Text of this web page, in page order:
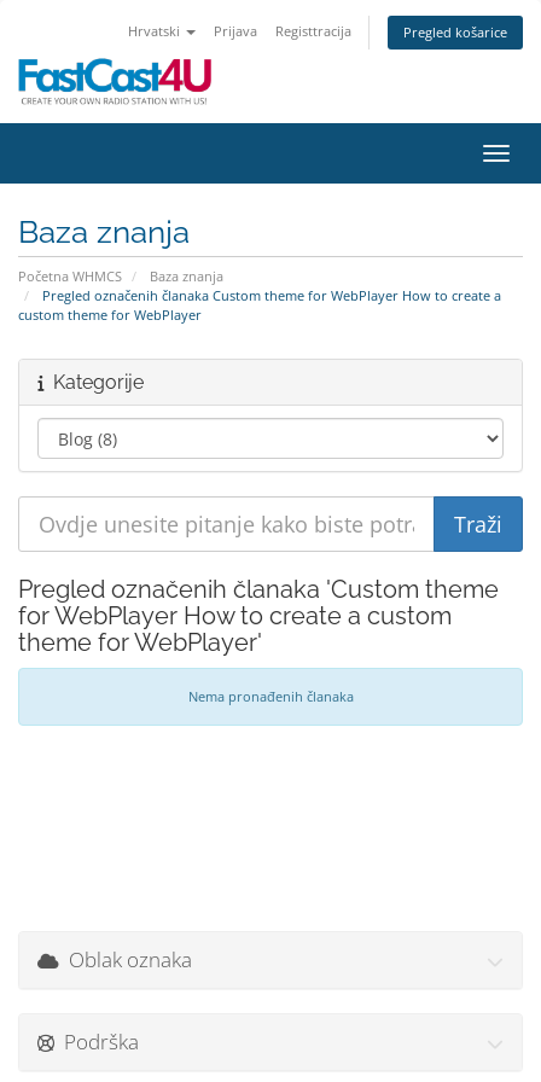
Hrvatski Prijava Registtracija Pregled košarice
Baza znanja
Početna WHMCS
Baza znanja
Pregled označenih članaka Custom theme for WebPlayer How to create a
custom theme for WebPlayer
Kategorije
Pregled označenih članaka 'Custom theme
for WebPlayer How to create a custom
theme for WebPlayer'
Nema pronađenih članaka
Oblak oznaka
Podrška